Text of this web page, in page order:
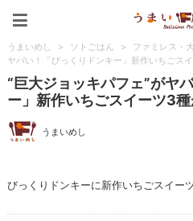
うまいめし > ソトごはん > ファミレス・
ヤバい！「びっくりドンキー」新作いちごス
“巨大ジョッキパフェ”がヤ
ー」新作いちごスイーツ3
うまいめし
びっくりドンキーに新作いちごスイー